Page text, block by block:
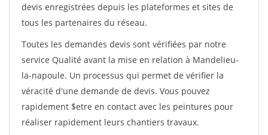
devis enregistrées depuis les plateformes et sites de
tous les partenaires du réseau.
Toutes les demandes devis sont vérifiées par notre
service Qualité avant la mise en relation à Mandelieu-
la-napoule. Un processus qui permet de vérifier la
véracité d'une demande de devis. Vous pouvez
rapidement $etre en contact avec les peintures pour
réaliser rapidement leurs chantiers travaux.